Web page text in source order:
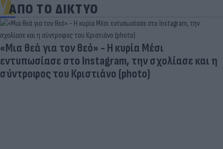
ΑΠΟ ΤΟ ΔΙΚΤΥΟ